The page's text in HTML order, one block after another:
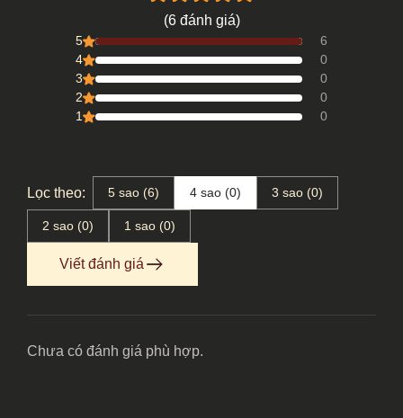
(6 đánh giá)
5
6
4
0
3
0
2
0
1
0
Lọc theo: 5 sao (6) 4 sao (0) 3 sao (0)
2 sao (0) 1 sao (0)
Viết đánh giá
Chưa có đánh giá phù hợp.